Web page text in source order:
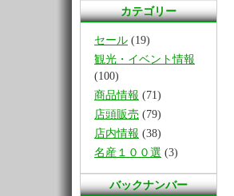
カテゴリー
セール (19)
観光・イベント情報
(100)
商品情報 (71)
店頭販売 (79)
店内情報 (38)
名産１００選 (3)
バックナンバー